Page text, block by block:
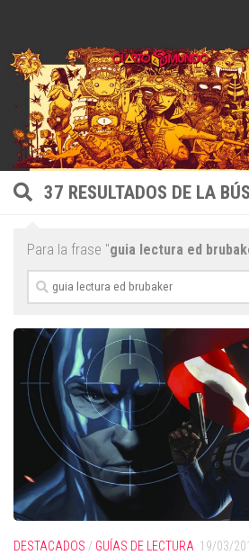
37 RESULTADOS DE LA
Para la frase "guia lectura ed
Buscar:
DESTACADOS / GUÍAS DE LECTURA 19/03/